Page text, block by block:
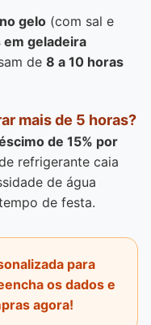
gelo (com sal e
em geladeira
de 8 a 10 horas
mais de 5 horas?
de 15% por
refrigerante caia
de água
de festa.
para
os dados e
agora!